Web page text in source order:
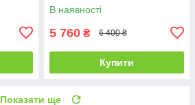
В наявності
5 760 ₴ 6 400 ₴
Купити
Показати ще